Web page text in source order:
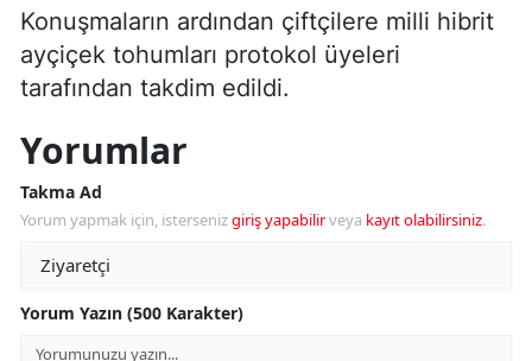
Konuşmaların ardından çiftçilere milli hibrit
ayçiçek tohumları protokol üyeleri
tarafından takdim edildi.
Yorumlar
Takma Ad
Yorum yapmak için, istersenizgiriş yapabilirveya kayıt olabilirsiniz.
Yorum Yazın (500 Karakter)